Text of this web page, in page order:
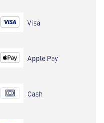
Visa
Apple Pay
Cash